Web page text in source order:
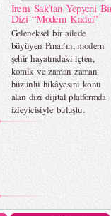
İrem Sak’tan Yepyeni
Dizi “Modern Kadın”
Geleneksel bir ailede
büyüyen Pınar’ın, modern
şehir hayatındaki içten,
komik ve zaman zaman
hüzünlü hikâyesini konu
alan dizi dijital platformda
izleyicisiyle buluştu.